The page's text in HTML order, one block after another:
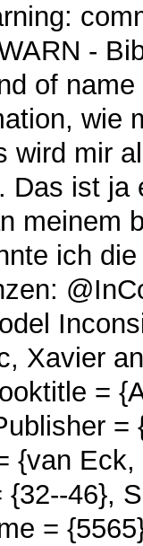
-
of
wie
wird mir
Das ist ja
meinem
ich
Xavier
=
=
{van
{32--46},
=